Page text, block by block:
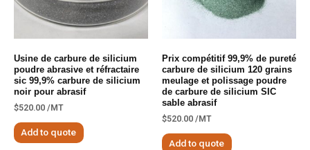
Usine de carbure de silicium
poudre abrasive et réfractaire
sic 99,9% carbure de silicium
noir pour abrasif
$520.00 /MT
Add to quote
Prix ​​compétitif 99,9% de pureté
carbure de silicium 120 grains
meulage et polissage poudre
de carbure de silicium SIC
sable abrasif
$520.00 /MT
Add to quote